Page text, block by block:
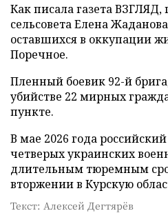
Как писала газета ВЗГЛЯД,
сельсовета Елена Жаданова
оставшихся в оккупации
Поречное.
Пленный боевик 92-й
убийстве 22 мирных
пункте.
В мае 2026 года
четверых украинских
длительным тюремным
вторжении в Курскую
Текст: Алексей Дегтярёв